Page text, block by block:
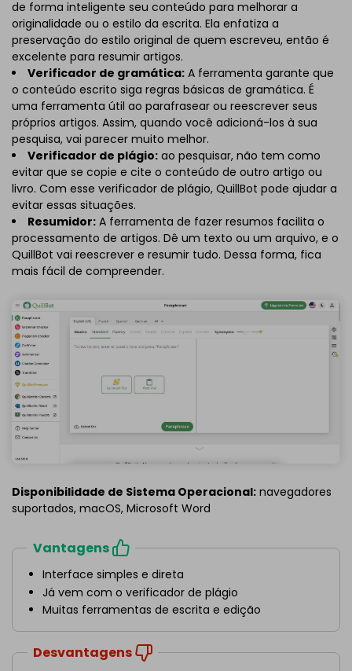
de forma inteligente seu conteúdo para melhorar a
originalidade ou o estilo da escrita. Ela enfatiza a
preservação do estilo original de quem escreveu, então é
excelente para resumir artigos.
Verificador de gramática: A ferramenta garante que
o conteúdo escrito siga regras básicas de gramática. É
uma ferramenta útil ao parafrasear ou reescrever seus
próprios artigos. Assim, quando você adicioná-los à sua
pesquisa, vai parecer muito melhor.
Verificador de plágio: ao pesquisar, não tem como
evitar que se copie e cite o conteúdo de outro artigo ou
livro. Com esse verificador de plágio, QuillBot pode ajudar a
evitar essas situações.
Resumidor: A ferramenta de fazer resumos facilita o
processamento de artigos. Dê um texto ou um arquivo, e o
QuillBot vai reescrever e resumir tudo. Dessa forma, fica
mais fácil de compreender.
Disponibilidade de Sistema Operacional: navegadores
suportados, macOS, Microsoft Word
Vantagens
Interface simples e direta
Já vem com o verificador de plágio
Muitas ferramentas de escrita e edição
Desvantagens